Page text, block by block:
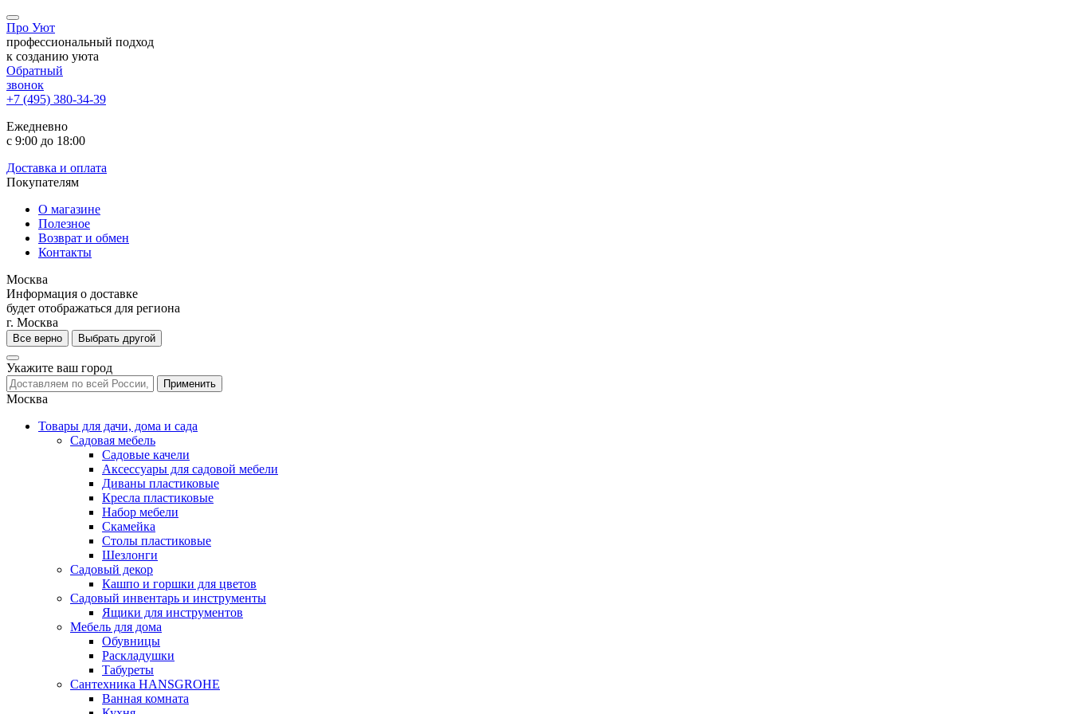
Про Уют
профессиональный подход
к созданию уюта
Обратный
звонок
+7 (495) 380-34-39
Ежедневно
с 9:00 до 18:00
Доставка и оплата
Покупателям
О магазине
Полезное
Возврат и обмен
Контакты
Москва
Информация о доставке
будет отображаться для региона
г. Москва
Все верно Выбрать другой
Укажите ваш город
Москва
Товары для дачи, дома и сада
Садовая мебель
Садовые качели
Аксессуары для садовой мебели
Диваны пластиковые
Кресла пластиковые
Набор мебели
Скамейка
Столы пластиковые
Шезлонги
Садовый декор
Кашпо и горшки для цветов
Садовый инвентарь и инструменты
Ящики для инструментов
Мебель для дома
Обувницы
Раскладушки
Табуреты
Сантехника HANSGROHE
Ванная комната